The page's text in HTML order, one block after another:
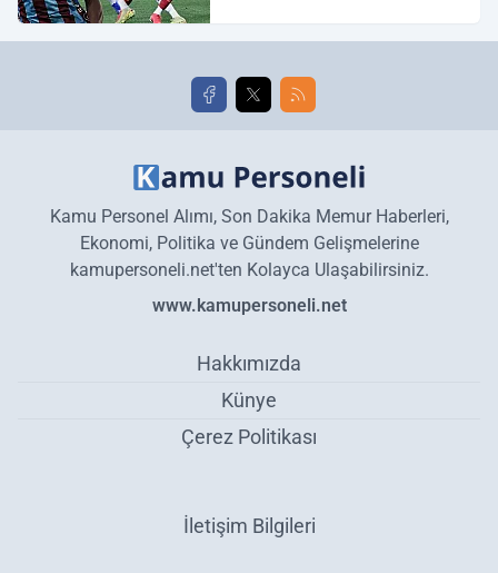
golleri!
Kamu Personel Alımı, Son Dakika Memur Haberleri,
Ekonomi, Politika ve Gündem Gelişmelerine
kamupersoneli.net'ten Kolayca Ulaşabilirsiniz.
www.kamupersoneli.net
Hakkımızda
Künye
Çerez Politikası
İletişim Bilgileri